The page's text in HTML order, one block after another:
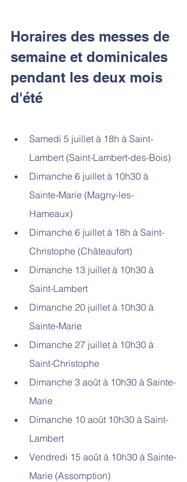
Horaires des messes de
semaine et dominicales
pendant les deux mois
d'été
Samedi 5 juillet à 18h à Saint-
Lambert (Saint-Lambert-des-Bois)
Dimanche 6 juillet à 10h30 à
Sainte-Marie (Magny-les-
Hameaux)
Dimanche 6 juillet à 18h à Saint-
Christophe (Châteaufort)
Dimanche 13 juillet à 10h30 à
Saint-Lambert
Dimanche 20 juillet à 10h30 à
Sainte-Marie
Dimanche 27 juillet à 10h30 à
Saint-Christophe
Dimanche 3 août à 10h30 à Sainte-
Marie
Dimanche 10 août 10h30 à Saint-
Lambert
Vendredi 15 août à 10h30 à Sainte-
Marie (Assomption)